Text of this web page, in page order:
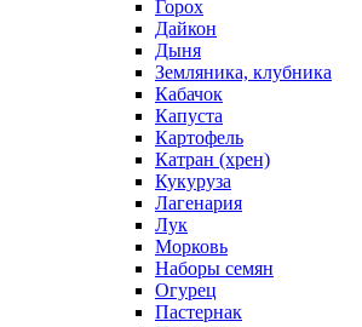
Горох
Дайкон
Дыня
Земляника, клубника
Кабачок
Капуста
Картофель
Катран (хрен)
Кукуруза
Лагенария
Лук
Морковь
Наборы семян
Огурец
Пастернак